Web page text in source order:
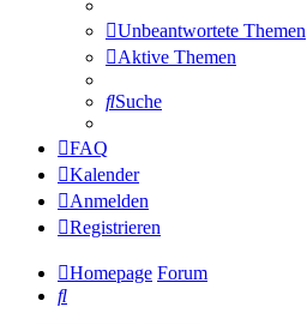
Unbeantwortete Themen
Aktive Themen
Suche
FAQ
Kalender
Anmelden
Registrieren
Homepage Forum
Suche